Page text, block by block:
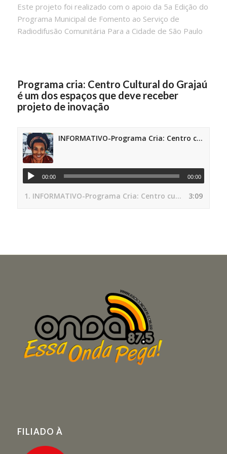
Este projeto foi realizado com o apoio da 5a Edição do
Programa Municipal de Fomento ao Serviço de
Radiodifusão Comunitária Para a Cidade de São Paulo
Programa cria: Centro Cultural do Grajaú
é um dos espaços que deve receber
projeto de inovação
INFORMATIVO-Programa Cria: Centro cultural do Grajaú é um dos espaços que deve receber projeto de inovação
00:00 00:00
1. INFORMATIVO-Programa Cria: Centro cultural do Grajaú é um dos espaços que deve receber projeto de inovação 3:09
FILIADO À